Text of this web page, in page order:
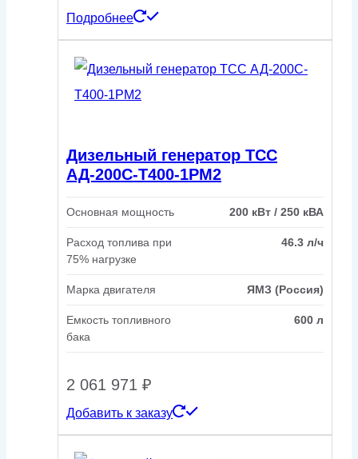
Подробнее
Дизельный генератор ТСС
АД-200С-Т400-1РМ2
Основная мощность 200 кВт / 250 кВА
Расход топлива при
75% нагрузке
46.3 л/ч
Марка двигателя ЯМЗ (Россия)
Емкость топливного
бака
600 л
2 061 971 ₽
Добавить к заказу